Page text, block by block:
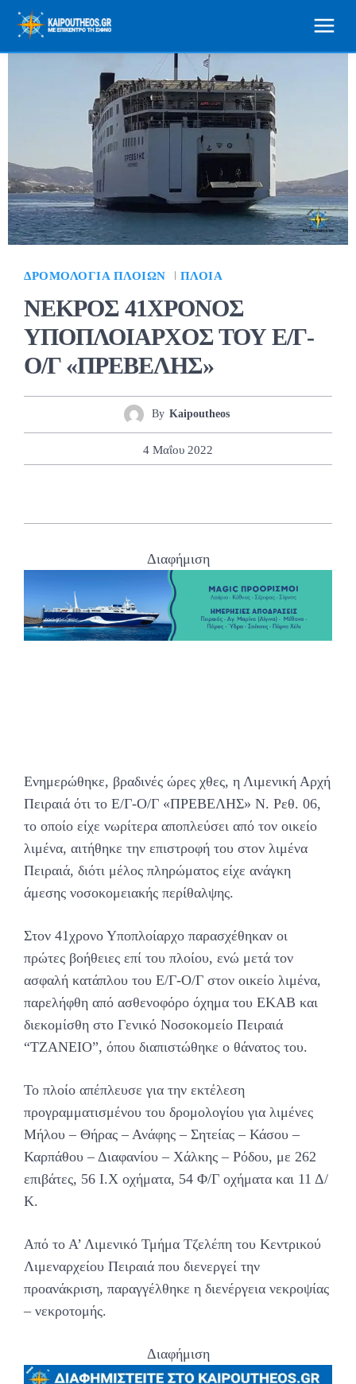
ΔΡΟΜΟΛΌΓΙΑ ΠΛΟΊΩΝ ΠΛΟΊΑ
ΝΕΚΡΟΣ 41ΧΡΟΝΟΣ
ΥΠΟΠΛΟΙΑΡΧΟΣ ΤΟΥ Ε/Γ-
Ο/Γ «ΠΡΕΒΕΛΗΣ»
By Kaipoutheos
4 Μαΐου 2022
Διαφήμιση
Ενημερώθηκε, βραδινές ώρες χθες, η Λιμενική Αρχή
Πειραιά ότι το Ε/Γ-Ο/Γ «ΠΡΕΒΕΛΗΣ» Ν. Ρεθ. 06,
το οποίο είχε νωρίτερα αποπλεύσει από τον οικείο
λιμένα, αιτήθηκε την επιστροφή του στον λιμένα
Πειραιά, διότι μέλος πληρώματος είχε ανάγκη
άμεσης νοσοκομειακής περίθαλψης.
Στον 41χρονο Υποπλοίαρχο παρασχέθηκαν οι
πρώτες βοήθειες επί του πλοίου, ενώ μετά τον
ασφαλή κατάπλου του Ε/Γ-Ο/Γ στον οικείο λιμένα,
παρελήφθη από ασθενοφόρο όχημα του ΕΚΑΒ και
διεκομίσθη στο Γενικό Νοσοκομείο Πειραιά
“ΤΖΑΝΕΙΟ”, όπου διαπιστώθηκε ο θάνατος του.
Το πλοίο απέπλευσε για την εκτέλεση
προγραμματισμένου του δρομολογίου για λιμένες
Μήλου – Θήρας – Ανάφης – Σητείας – Κάσου –
Καρπάθου – Διαφανίου – Χάλκης – Ρόδου, με 262
επιβάτες, 56 Ι.Χ οχήματα, 54 Φ/Γ οχήματα και 11 Δ/
Κ.
Από το Α’ Λιμενικό Τμήμα Τζελέπη του Κεντρικού
Λιμεναρχείου Πειραιά που διενεργεί την
προανάκριση, παραγγέλθηκε η διενέργεια νεκροψίας
– νεκροτομής.
Διαφήμιση